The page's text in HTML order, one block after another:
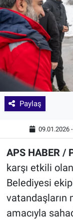
Paylaş
09.01.2026
APS HABER /
karşı etkili
Belediyesi
vatandaşların
amacıyla